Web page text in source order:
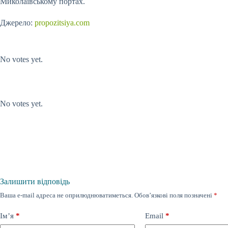
Джерело: propozitsiya.com
No votes yet.
No votes yet.
Залишити відповідь
Ваша e-mail адреса не оприлюднюватиметься. Обов’язкові поля позначені *
Ім’я * Email *